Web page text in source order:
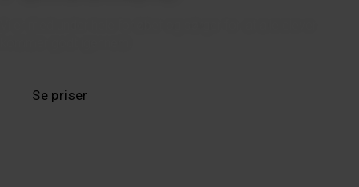
Se priser